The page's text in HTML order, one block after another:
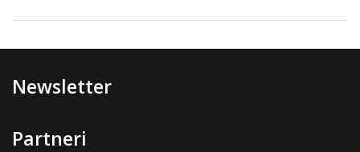
Newsletter
Partneri